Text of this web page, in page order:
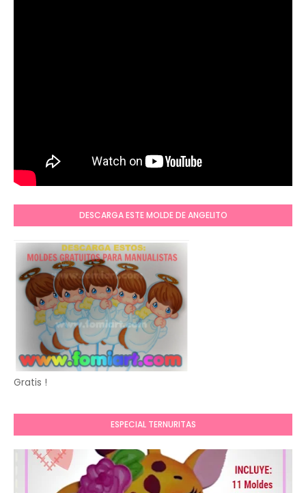
DESCARGA ESTE MOLDE DE ANGELITO
Gratis !
ESPECIAL TERNURITAS